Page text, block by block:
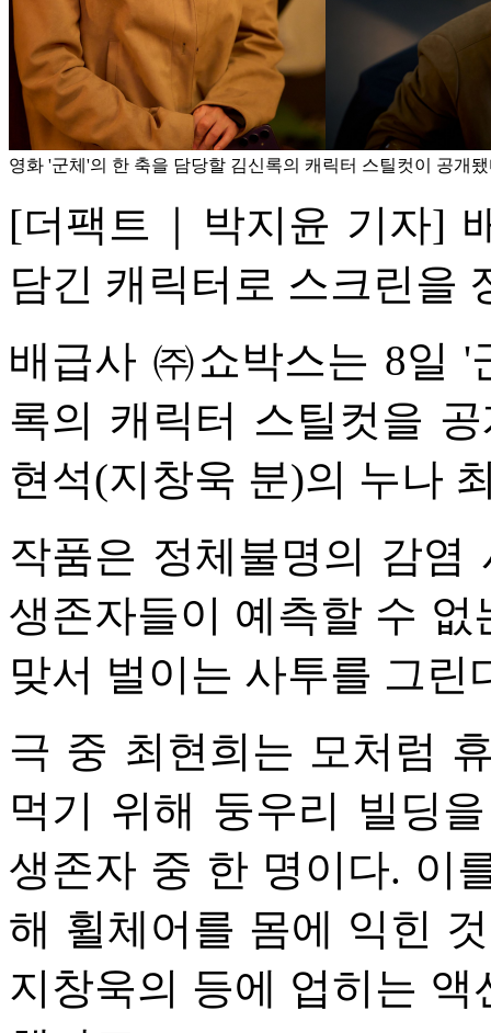
영화 '군체'의 한 축을 담당할 김신록의 캐릭터 스틸컷이 공개
[더팩트｜박지윤 기자]
담긴 캐릭터로 스크린을
배급사 ㈜쇼박스는 8일 '
록의 캐릭터 스틸컷을
현석(지창욱 분)의 누나
작품은 정체불명의 감염
생존자들이 예측할 수
맞서 벌이는 사투를 그린
극 중 최현희는 모처럼
먹기 위해 둥우리 빌딩
생존자 중 한 명이다. 이
해 휠체어를 몸에 익힌
지창욱의 등에 업히는